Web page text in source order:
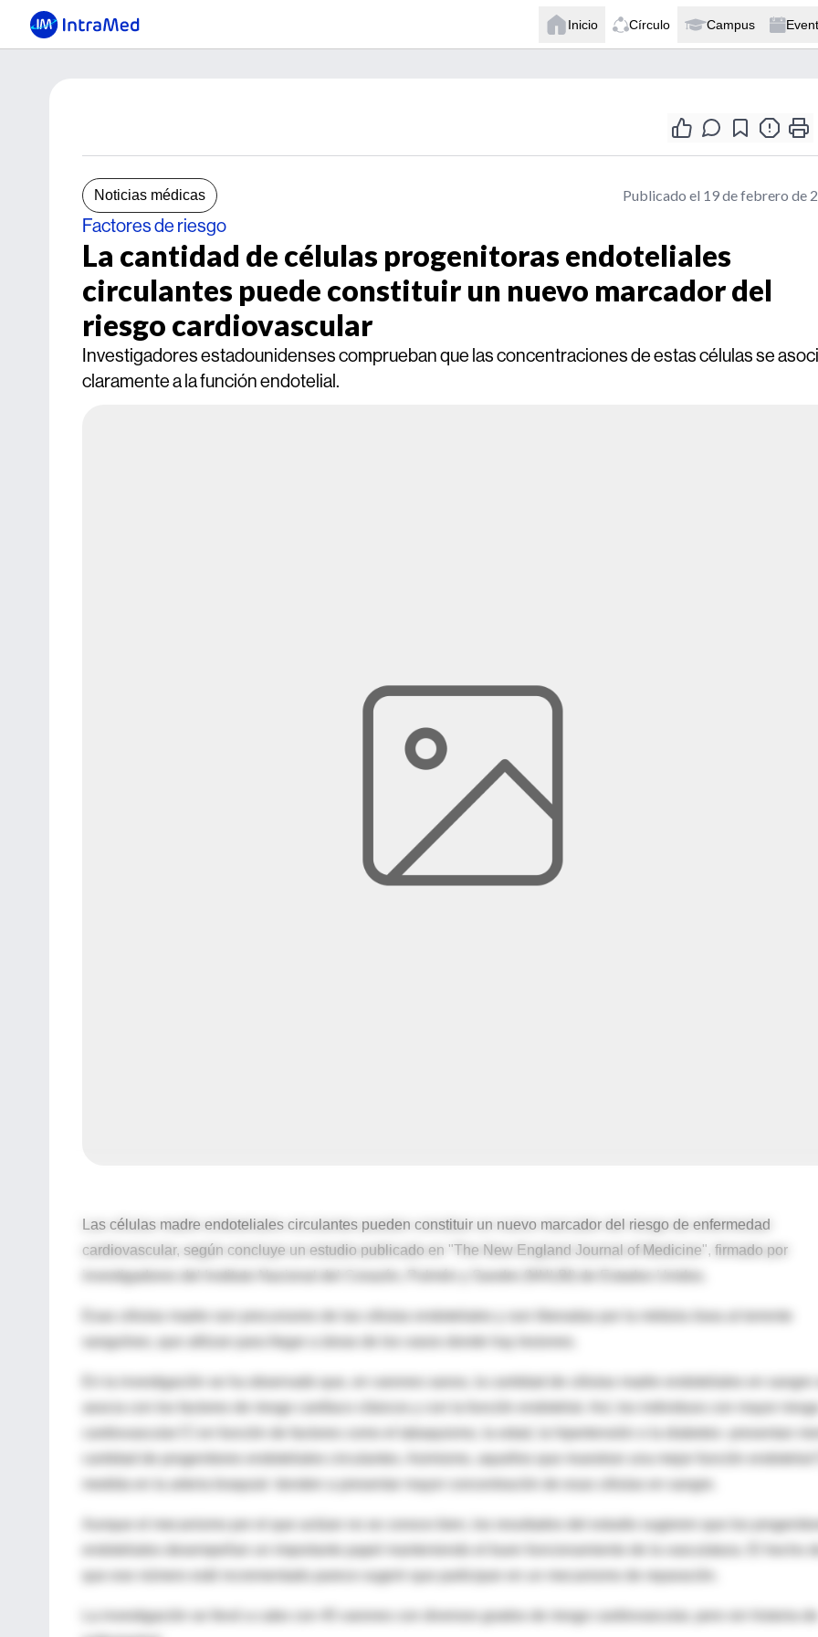
Inicio Círculo Campus
Noticias médicas Publicado el 19 de febrero de
Factores de riesgo
La cantidad de células progenitoras endoteliales
circulantes puede constituir un nuevo marcador del
riesgo cardiovascular
Investigadores estadounidenses comprueban que las concentraciones de estas células se
claramente a la función endotelial.
Las células madre endoteliales circulantes pueden constituir un nuevo marcador del riesgo de enfermedad
cardiovascular, según concluye un estudio publicado en "The New England Journal of Medicine", firmado por
investigadores del Instituto Nacional del Corazón, Pulmón y Sandre (NHLBI) de Estados Unidos.
sanguíneo, que utilizan para llegar a áreas de los vasos donde hay lesiones.
En la investigación se ha observado que, en varones sanos, la cantidad de células madre endoteliales en sangre
asocia con los factores de riesgo cardíaco clásicos y con la función endotelial. Así, los individuos con mayor riesgo
cardiovascular  en función de factores como el tabaquismo, la edad, la hipertensión o la diabetes- presentan
cantidad de progenitores endoteliales circulantes. Asimismo, aquellos que muestran una mejor función endotelial
medida en la arteria braquial- tienden a presentar mayor concentración de esas células en sangre.
Aunque el mecanismo por el que actúan no se conoce bien, los resultados del estudio sugieren que los
endoteliales desempeñan un importante papel manteniendo el buen funcionamiento de la vasculatura. El hecho de
que ese número esté incrementado parece sugerir que participan en un mecanismo de reparación.
La investigación se llevó a cabo con 45 varones con diversos grados de riesgo cardiovascular, pero sin historia de